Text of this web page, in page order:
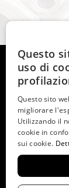
Questo
uso di
Questo sito
migliorare
Utilizzando il
cookie in
sui cookie.